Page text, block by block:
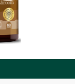
יועץ בריאות אישי AI